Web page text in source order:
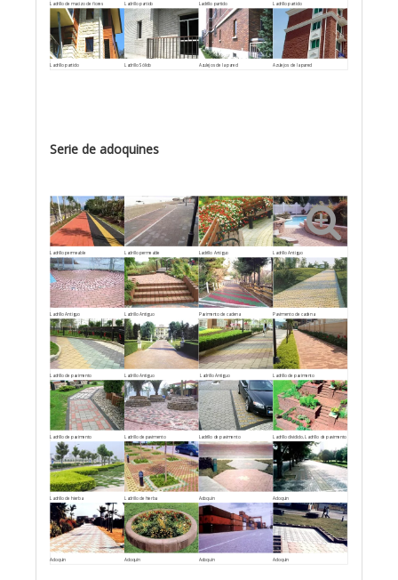
Ladrillo de macizo de flores Ladrillo partido Ladrillo partido Ladrillo partido
Ladrillo partido Ladrillo Sólido Azulejos de la pared Azulejos de la pared
Serie de adoquines
Ladrillo permeable Ladrillo permeable Ladrillo Antiguo Ladrillo Antiguo
Ladrillo Antiguo Ladrillo Antiguo Pavimento de cadena Pavimento de cadena
Ladrillo de pavimento Ladrillo Antiguo Ladrillo Antiguo Ladrillo de pavimento
Ladrillo de pavimento Ladrillo de pavimento Ladrillo de pavimento Ladrillo dividido, Ladrillo de pavimento
Ladrillo de hierba Ladrillo de hierba Adoquín Adoquín
Adoquín Adoquín Adoquín Adoquín